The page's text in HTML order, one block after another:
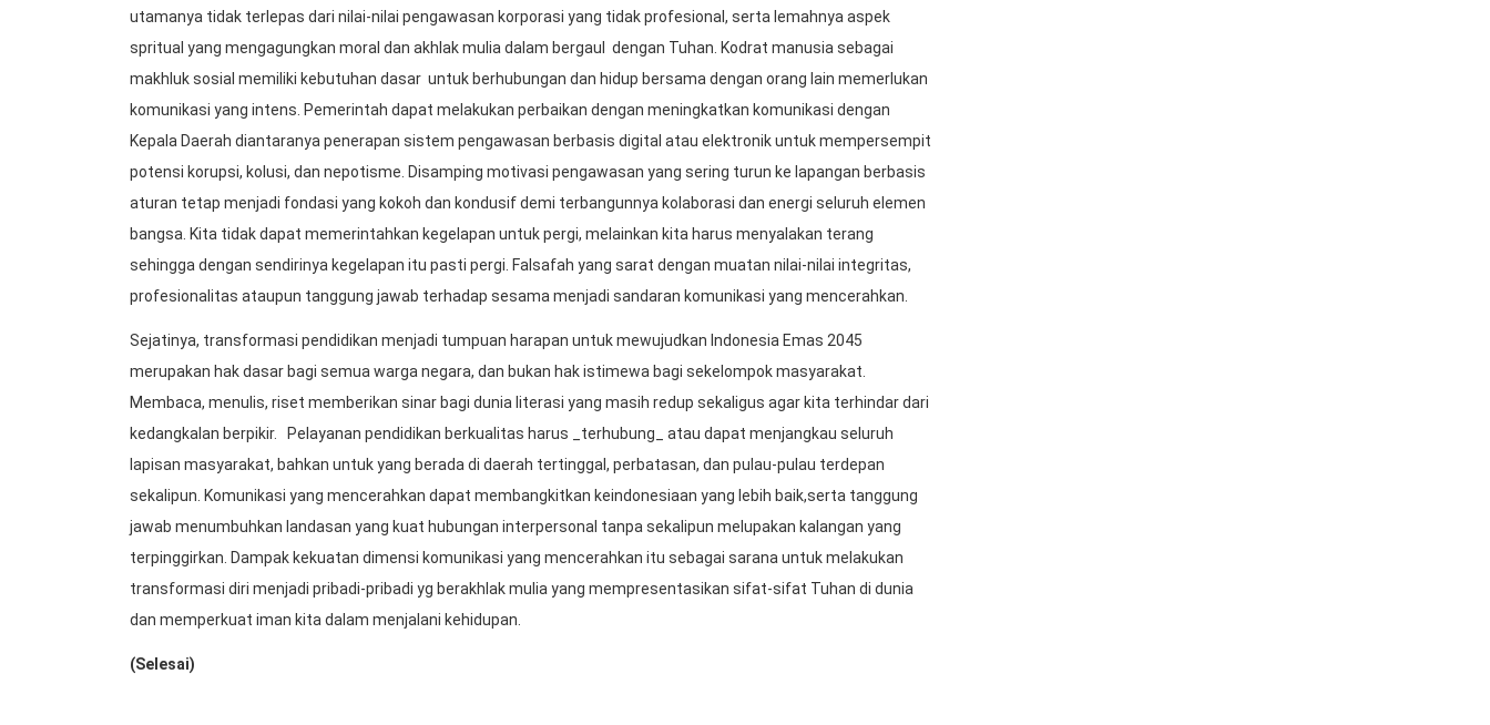
utamanya tidak terlepas dari nilai-nilai pengawasan korporasi yang tidak profesional, serta lemahnya aspek
spritual yang mengagungkan moral dan akhlak mulia dalam bergaul dengan Tuhan. Kodrat manusia sebagai
makhluk sosial memiliki kebutuhan dasar untuk berhubungan dan hidup bersama dengan orang lain memerlukan
komunikasi yang intens. Pemerintah dapat melakukan perbaikan dengan meningkatkan komunikasi dengan
Kepala Daerah diantaranya penerapan sistem pengawasan berbasis digital atau elektronik untuk mempersempit
potensi korupsi, kolusi, dan nepotisme. Disamping motivasi pengawasan yang sering turun ke lapangan berbasis
aturan tetap menjadi fondasi yang kokoh dan kondusif demi terbangunnya kolaborasi dan energi seluruh elemen
bangsa. Kita tidak dapat memerintahkan kegelapan untuk pergi, melainkan kita harus menyalakan terang
sehingga dengan sendirinya kegelapan itu pasti pergi. Falsafah yang sarat dengan muatan nilai-nilai integritas,
profesionalitas ataupun tanggung jawab terhadap sesama menjadi sandaran komunikasi yang mencerahkan.
Sejatinya, transformasi pendidikan menjadi tumpuan harapan untuk mewujudkan Indonesia Emas 2045
merupakan hak dasar bagi semua warga negara, dan bukan hak istimewa bagi sekelompok masyarakat.
Membaca, menulis, riset memberikan sinar bagi dunia literasi yang masih redup sekaligus agar kita terhindar dari
kedangkalan berpikir. Pelayanan pendidikan berkualitas harus _terhubung_ atau dapat menjangkau seluruh
lapisan masyarakat, bahkan untuk yang berada di daerah tertinggal, perbatasan, dan pulau-pulau terdepan
sekalipun. Komunikasi yang mencerahkan dapat membangkitkan keindonesiaan yang lebih baik,serta tanggung
jawab menumbuhkan landasan yang kuat hubungan interpersonal tanpa sekalipun melupakan kalangan yang
terpinggirkan. Dampak kekuatan dimensi komunikasi yang mencerahkan itu sebagai sarana untuk melakukan
transformasi diri menjadi pribadi-pribadi yg berakhlak mulia yang mempresentasikan sifat-sifat Tuhan di dunia
dan memperkuat iman kita dalam menjalani kehidupan.
(Selesai)